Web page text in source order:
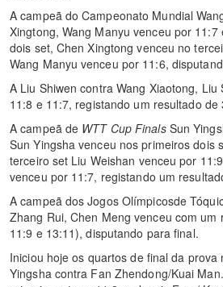
A campeã do Campeonato Mundial
Xingtong, Wang Manyu venceu por
dois set, Chen Xingtong venceu no
Wang Manyu venceu por 11:6,
A Liu Shiwen contra Wang Xiaotong,
11:8 e 11:7, registando um resultado de
A campeã de WTT Cup FinalsSun
Sun Yingsha venceu nos primeiros dois
terceiro set Liu Weishan venceu por
venceu por 11:7, registando um
A campeã dos Jogos Olímpicosde
Zhang Rui, Chen Meng venceu com um
11:9 e 13:11), disputando para final.
Iniciou hoje os quartos de final da prova
Yingsha contra Fan Zhendong/Kuai